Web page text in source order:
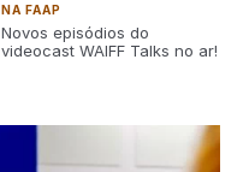
NA FAAP
Novos episódios do
videocast WAIFF Talks no ar!